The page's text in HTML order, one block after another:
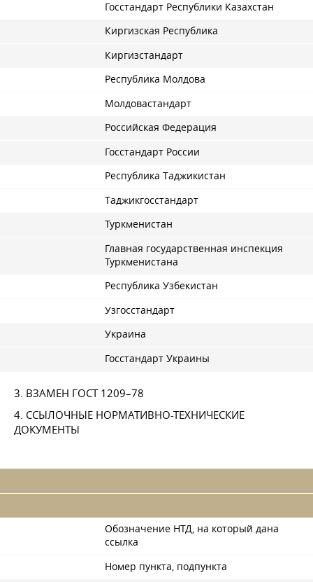
Госстандарт Республики Казахстан
Киргизская Республика
Киргизстандарт
Республика Молдова
Молдовастандарт
Российская Федерация
Госстандарт России
Республика Таджикистан
Таджикгосстандарт
Туркменистан
Главная государственная инспекция
Туркменистана
Республика Узбекистан
Узгосстандарт
Украина
Госстандарт Украины
3. ВЗАМЕН ГОСТ 1209–78
4. ССЫЛОЧНЫЕ НОРМАТИВНО-ТЕХНИЧЕСКИЕ
ДОКУМЕНТЫ
Обозначение НТД, на который дана
ссылка
Номер пункта, подпункта